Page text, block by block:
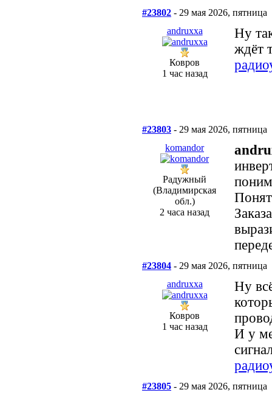
#23802 - 29 мая 2026, пятница
andruxxa
Ковров
1 час назад
Ну
ждёт
#23803 - 29 мая 2026, пятница
komandor
Радужный
(Владимирская
обл.)
2 часа назад
#23804 - 29 мая 2026, пятница
andruxxa
Ковров
1 час назад
Ну
И у
#23805 - 29 мая 2026, пятница